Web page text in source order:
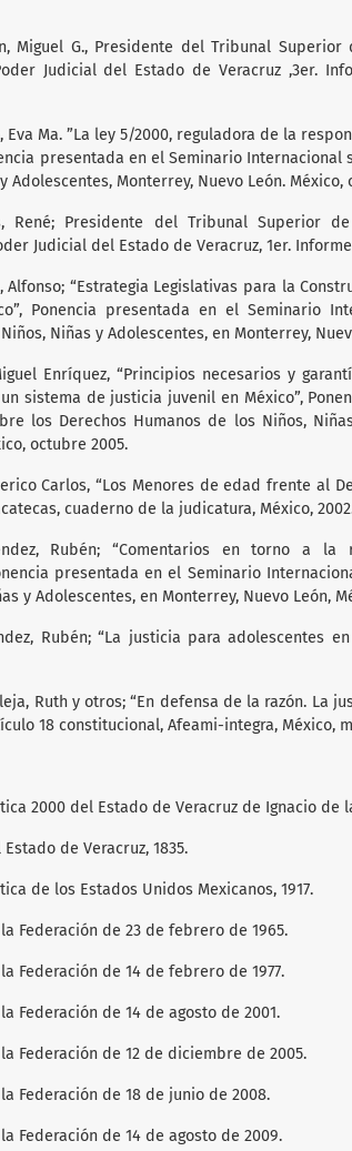
Miguel G., Presidente del Tribunal
Judicial del Estado de Veracruz ,3er.
Eva Ma. ”La ley 5/2000, reguladora de la
presentada en el Seminario Internacional
Adolescentes, Monterrey, Nuevo León. México,
René; Presidente del Tribunal Superior
Judicial del Estado de Veracruz, 1er.
Alfonso; “Estrategia Legislativas para la
Ponencia presentada en el Seminario
Niñas y Adolescentes, en Monterrey,
Enríquez, “Principios necesarios y
sistema de justicia juvenil en México”,
los Derechos Humanos de los Niños,
octubre 2005.
Carlos, “Los Menores de edad frente al
cuaderno de la judicatura, México,
Rubén; “Comentarios en torno a
presentada en el Seminario
y Adolescentes, en Monterrey, Nuevo León,
Rubén; “La justicia para adolescentes en
Ruth y otros; “En defensa de la razón. La
18 constitucional, Afeami-integra, México,
2000 del Estado de Veracruz de Ignacio de
de Veracruz, 1835.
de los Estados Unidos Mexicanos, 1917.
Federación de 23 de febrero de 1965.
Federación de 14 de febrero de 1977.
Federación de 14 de agosto de 2001.
Federación de 12 de diciembre de 2005.
Federación de 18 de junio de 2008.
Federación de 14 de agosto de 2009.